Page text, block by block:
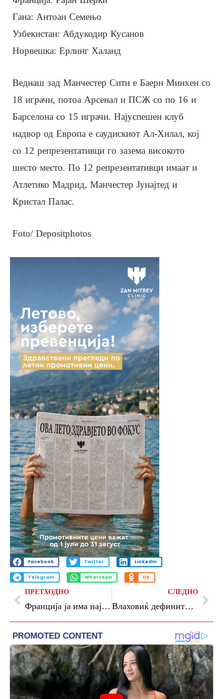
Гана: Антоан Семењо
Узбекистан: Абдукодир Кусанов
Норвешка: Ерлинг Халанд
Веднаш зад Манчестер Сити е Баерн Минхен со
18 играчи, потоа Арсенал и ПСЖ со по 16 и
Барселона со 15 играчи. Најуспешен клуб
надвор од Европа е саудискиот Ал-Хилал, кој
со 12 репрезентативци го зазема високото
шесто место. По 12 репрезентативци имаат и
Атлетико Мадрид, Манчестер Јунајтед и
Кристал Палас.
Foto/ Depositphotos
Facebook Twitter LinkedIn
Telegram WhatsApp OK
ПРЕТХОДНО
Франција ја има најскапата репрезентација на Мундијалот
СЛЕДНО
Влаховиќ дефинитивно заминува од Јувентус